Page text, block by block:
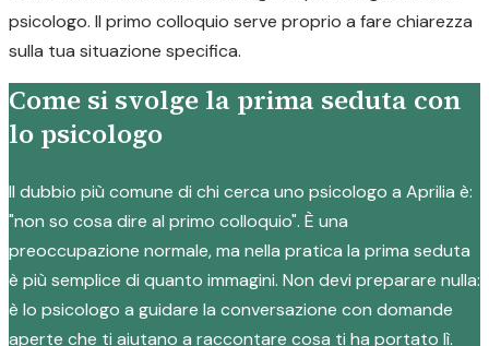
psicologo. Il primo colloquio serve proprio a fare chiarezza
sulla tua situazione specifica.
Come si svolge la prima seduta con
lo psicologo
Il dubbio più comune di chi cerca uno psicologo a Aprilia è:
"non so cosa dire al primo colloquio". È una
preoccupazione normale, ma nella pratica la prima seduta
è più semplice di quanto immagini. Non devi preparare nulla:
è lo psicologo a guidare la conversazione con domande
aperte che ti aiutano a raccontare cosa ti ha portato lì.